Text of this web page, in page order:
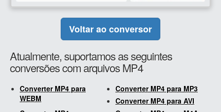
Voltar ao conversor
Atualmente, suportamos as seguintes
conversões com arquivos MP4
Converter MP4 para
WEBM
Converter MP4 para MP3
Converter MP4 para AVI